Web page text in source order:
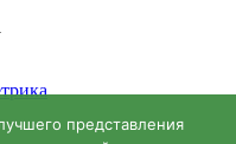
представления